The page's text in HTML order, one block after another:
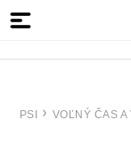
PSI VOĽNÝ ČAS A